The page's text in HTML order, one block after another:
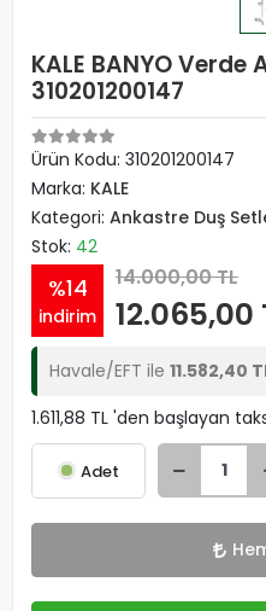
KALE BANYO
310201200147
Ürün Kodu: 310201200147
Marka: KALE
Kategori: Ankastre Duş
Stok: 42
%14
indirim
14.000,00 TL
12.065,00
Havale/EFT ile 11.582,40
1.611,88 TL 'den başlayan
Adet